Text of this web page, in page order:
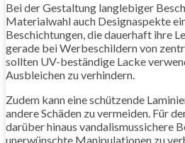
Bei der Gestaltung langlebiger
Materialwahl auch Designaspekte
Beschichtungen, die dauerhaft ihre
gerade bei Werbeschildern von
sollten UV-beständige Lacke
Ausbleichen zu verhindern.
Zudem kann eine schützende
andere Schäden zu vermeiden. Für
darüber hinaus vandalismussichere
unerwünschte Manipulationen zu